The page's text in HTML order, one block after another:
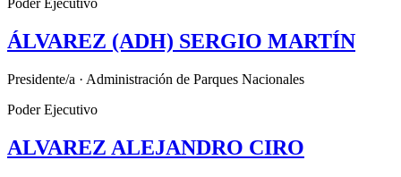
Poder Ejecutivo
ÁLVAREZ (ADH) SERGIO MARTÍN
Presidente/a · Administración de Parques Nacionales
Poder Ejecutivo
ALVAREZ ALEJANDRO CIRO